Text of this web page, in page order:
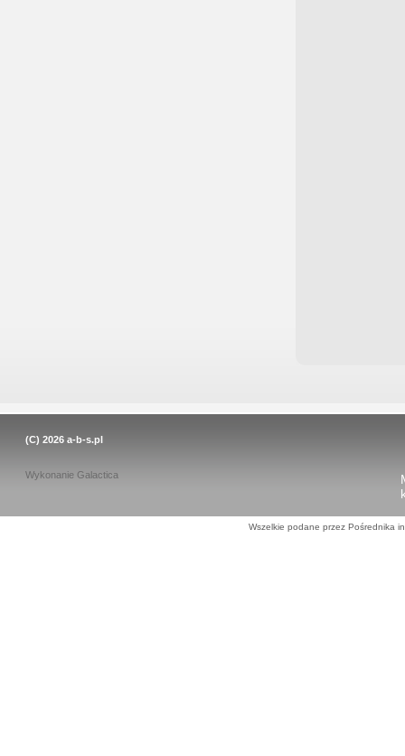
(C) 2026 a-b-s.pl
Wykonanie Galactica
Wszelkie podane przez Pośrednika